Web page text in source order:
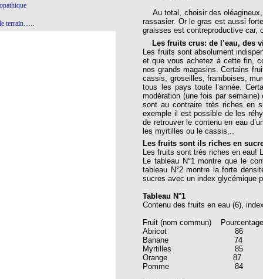
terrain…..
Au total, choisir des oléagineux,
rassasier. Or le gras est aussi
graisses est contreproductive car,
Les fruits crus: de l’eau, des
Les fruits sont absolument
et que vous achetez à cette fin,
nos grands magasins. Certains
cassis, groseilles, framboises,
tous les pays toute l’année.
modération (une fois par
sont au contraire très riches en
exemple il est possible de les
de retrouver le contenu en eau
les myrtilles ou le cassis...
Les fruits sont ils riches en
Les fruits sont très riches en eau!
Le tableau N°1 montre que le
tableau N°2 montre la forte
sucres avec un index glycémique
Tableau N°1
Contenu des fruits en eau (6),
Fruit (nom commun)
Banane
Orange
Pomme